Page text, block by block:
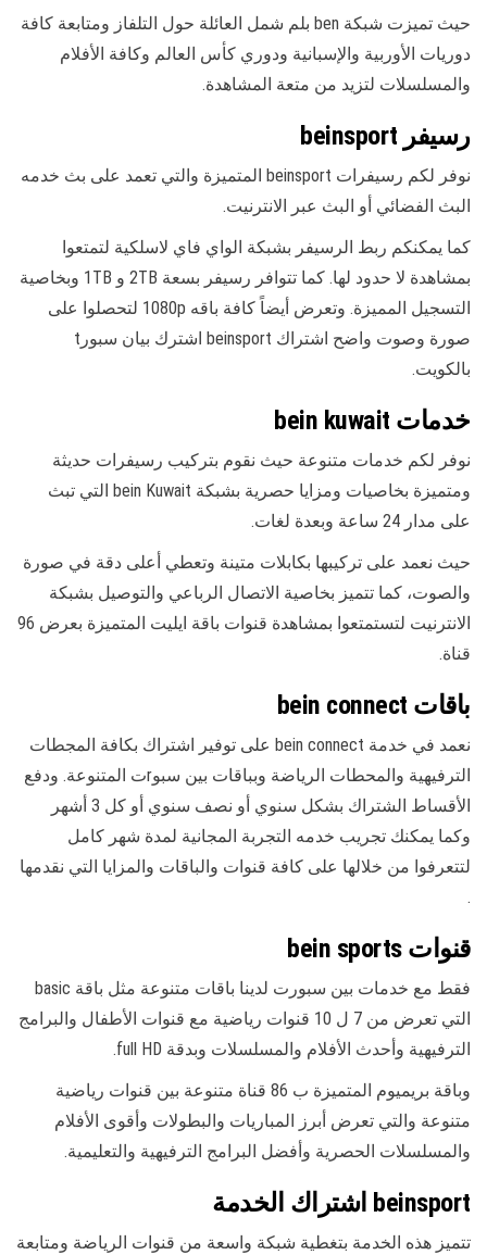
حيث تميزت شبكة ben بلم شمل العائلة حول التلفاز ومتابعة كافة
دوريات الأوربية والإسبانية ودوري كأس العالم وكافة الأفلام
والمسلسلات لتزيد من متعة المشاهدة.
رسيفر beinsport
نوفر لكم رسيفرات beinsport المتميزة والتي تعمد على بث خدمه
البث الفضائي أو البث عبر الانترنيت.
كما يمكنكم ربط الرسيفر بشبكة الواي فاي لاسلكية لتمتعوا
بمشاهدة لا حدود لها. كما تتوافر رسيفر بسعة 2TB و 1TB وبخاصية
التسجيل المميزة. وتعرض أيضاً كافة باقه 1080p لتحصلوا على
صورة وصوت واضح اشتراك beinsport اشترك بيان سبورt
بالكويت.
خدمات bein kuwait
نوفر لكم خدمات متنوعة حيث نقوم بتركيب رسيفرات حديثة
ومتميزة بخاصيات ومزايا حصرية بشبكة bein Kuwait التي تبث
على مدار 24 ساعة وبعدة لغات.
حيث نعمد على تركيبها بكابلات متينة وتعطي أعلى دقة في صورة
والصوت، كما تتميز بخاصية الاتصال الرباعي والتوصيل بشبكة
الانترنيت لتستمتعوا بمشاهدة قنوات باقة ايليت المتميزة بعرض 96
قناة.
باقات bein connect
نعمد في خدمة bein connect على توفير اشتراك بكافة المجطات
الترفيهية والمحطات الرياضة وبباقات بين سبوrت المتنوعة. ودفع
الأقساط الشتراك بشكل سنوي أو نصف سنوي أو كل 3 أشهر
وكما يمكنك تجريب خدمه التجربة المجانية لمدة شهر كامل
لتتعرفوا من خلالها على كافة قنوات والباقات والمزايا التي نقدمها
.
قنوات bein sports
فقط مع خدمات بين سبورت لدينا باقات متنوعة مثل باقة basic
التي تعرض من 7 ل 10 قنوات رياضية مع قنوات الأطفال والبرامج
الترفيهية وأحدث الأفلام والمسلسلات وبدقة full HD.
وباقة بريميوم المتميزة ب 86 قناة متنوعة بين قنوات رياضية
متنوعة والتي تعرض أبرز المباريات والبطولات وأقوى الأفلام
والمسلسلات الحصرية وأفضل البرامج الترفيهية والتعليمية.
beinsport اشتراك الخدمة
تتميز هذه الخدمة بتغطية شبكة واسعة من قنوات الرياضة ومتابعة